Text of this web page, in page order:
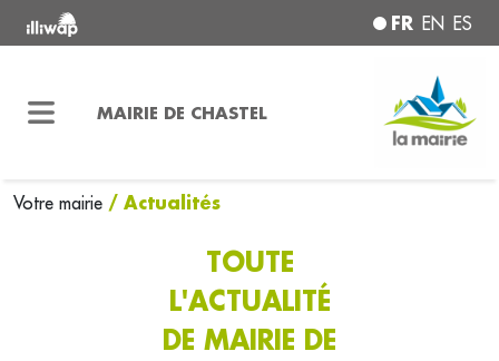
FR EN ES
MAIRIE DE CHASTEL
Votre mairie / Actualités
TOUTE
L'ACTUALITÉ
DE MAIRIE DE